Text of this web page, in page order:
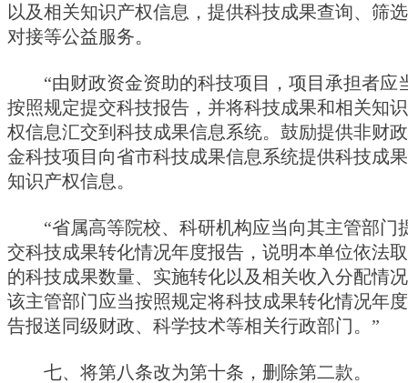
以及相关知识产权信息，提供科技成果查询、筛
对接等公益服务。
“由财政资金资助的科技项目，项目承担者应
按照规定提交科技报告，并将科技成果和相关知
权信息汇交到科技成果信息系统。鼓励提供非财
金科技项目向省市科技成果信息系统提供科技成
知识产权信息。
“省属高等院校、科研机构应当向其主管部门
交科技成果转化情况年度报告，说明本单位依法
的科技成果数量、实施转化以及相关收入分配情
该主管部门应当按照规定将科技成果转化情况年
告报送同级财政、科学技术等相关行政部门。”
七、将第八条改为第十条，删除第二款。